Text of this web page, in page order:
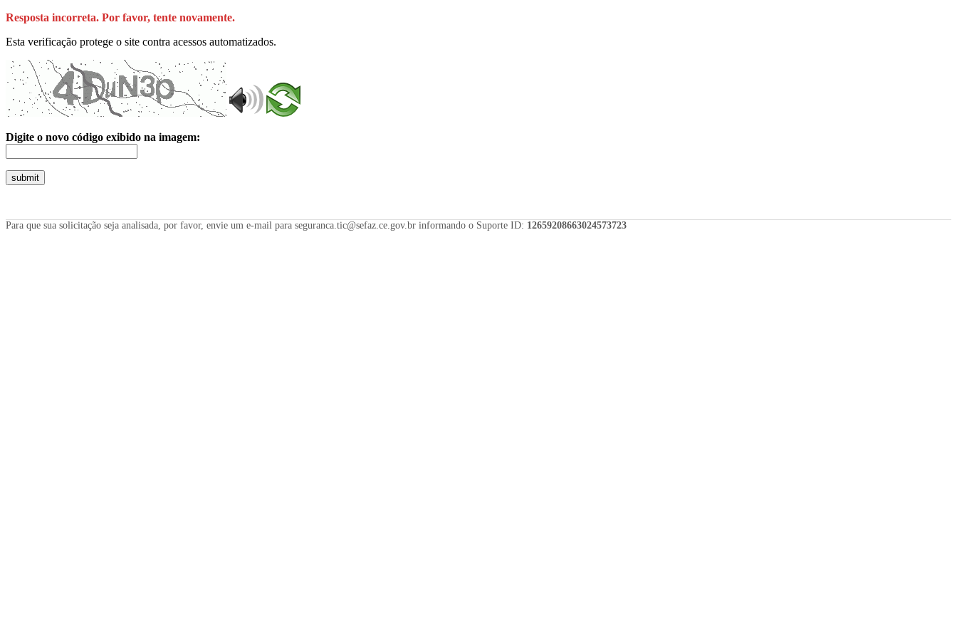
Resposta incorreta. Por favor, tente novamente.
Esta verificação protege o site contra acessos automatizados.
Digite o novo código exibido na imagem:
submit
Para que sua solicitação seja analisada, por favor, envie um e-mail para seguranca.tic@sefaz.ce.gov.br informando o Suporte ID: 12659208663024573723